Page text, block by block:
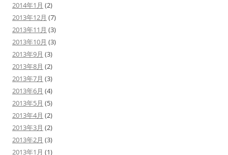
2014年1月 (2)
2013年12月 (7)
2013年11月 (3)
2013年10月 (3)
2013年9月 (3)
2013年8月 (2)
2013年7月 (3)
2013年6月 (4)
2013年5月 (5)
2013年4月 (2)
2013年3月 (2)
2013年2月 (3)
2013年1月 (1)